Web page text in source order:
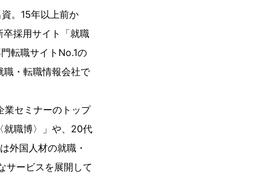
。15年以上前か
採用サイト「就職
転職サイトNo.1の
・転職情報会社で
業セミナーのトップ
就職博〉」や、20代
外国人材の就職・
サービスを展開して